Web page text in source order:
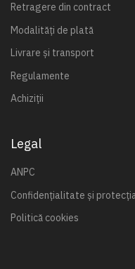
Retragere din contract
Modalități de plată
Livrare și transport
Regulamente
Achiziții
Legal
ANPC
Confidențialitate și
Politică cookies